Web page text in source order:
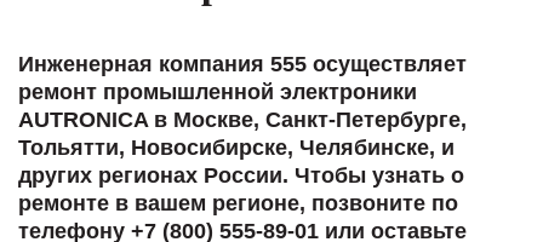
Инженерная компания 555 осуществляет
ремонт промышленной электроники
AUTRONICA в Москве, Санкт-Петербурге,
Тольятти, Новосибирске, Челябинске, и
других регионах России. Чтобы узнать о
ремонте в вашем регионе, позвоните по
телефону +7 (800) 555-89-01 или оставьте